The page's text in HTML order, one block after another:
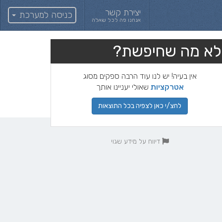
יצירת קשר
אנחנו פה לכל שאלה כניסה למערכת
לא מה שחיפשת?
אין בעיה! יש לנו עוד הרבה ספקים מסוג
אטרקציות שאולי יעניינו אותך
לחצ/י כאן לצפיה בכל התוצאות
דיווח על מידע שגוי